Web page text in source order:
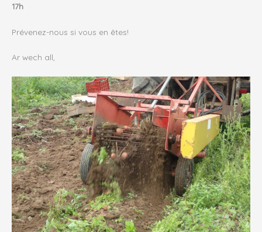
17h
Prévenez-nous si vous en êtes!
Ar wech all,